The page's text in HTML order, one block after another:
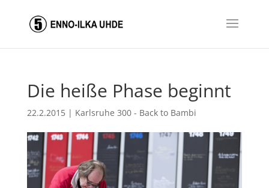
Die heiße Phase beginnt
22.2.2015| Karlsruhe 300 - Back to Bambi